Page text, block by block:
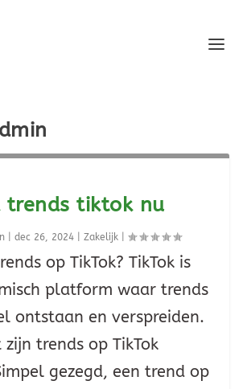
trends tiktok nu
|dec 26, 2024 |Zakelijk |
op TikTok? TikTok is
platform waar trends
ontstaan en verspreiden.
trends op TikTok
gezegd, een trend op